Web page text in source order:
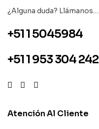
¿Alguna duda? Llámanos…
+51 1 5045984
+51 1 953 304 242
Atención Al Cliente